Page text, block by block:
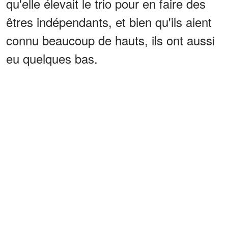
êtres indépendants, et bien qu'ils aient
connu beaucoup de hauts, ils ont aussi
eu quelques bas.